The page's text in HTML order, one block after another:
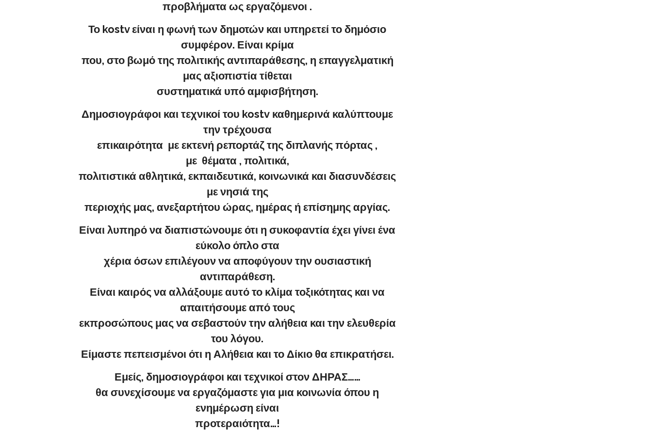
προβλήματα ως εργαζόμενοι .
Το kostv είναι η φωνή των δημοτών και υπηρετεί το δημόσιο
συμφέρον. Είναι κρίμα
που, στο βωμό της πολιτικής αντιπαράθεσης, η επαγγελματική
μας αξιοπιστία τίθεται
συστηματικά υπό αμφισβήτηση.
Δημοσιογράφοι και τεχνικοί του kostv καθημερινά καλύπτουμε
την τρέχουσα
επικαιρότητα με εκτενή ρεπορτάζ της διπλανής πόρτας ,
με θέματα , πολιτικά,
πολιτιστικά αθλητικά, εκπαιδευτικά, κοινωνικά και διασυνδέσεις
με νησιά της
περιοχής μας, ανεξαρτήτου ώρας, ημέρας ή επίσημης αργίας.
Είναι λυπηρό να διαπιστώνουμε ότι η συκοφαντία έχει γίνει ένα
εύκολο όπλο στα
χέρια όσων επιλέγουν να αποφύγουν την ουσιαστική
αντιπαράθεση.
Είναι καιρός να αλλάξουμε αυτό το κλίμα τοξικότητας και να
απαιτήσουμε από τους
εκπροσώπους μας να σεβαστούν την αλήθεια και την ελευθερία
του λόγου.
Είμαστε πεπεισμένοι ότι η Αλήθεια και το Δίκιο θα επικρατήσει.
Εμείς, δημοσιογράφοι και τεχνικοί στον ΔΗΡΑΣ……
θα συνεχίσουμε να εργαζόμαστε για μια κοινωνία όπου η
ενημέρωση είναι
προτεραιότητα…!